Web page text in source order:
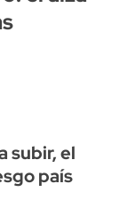
subir, el
país